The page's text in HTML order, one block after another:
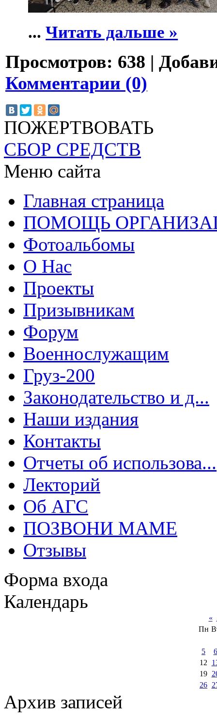
...Читать дальше »
Просмотров: 638 |
Комментарии (0)
ПОЖЕРТВОВАТЬ
СБОР СРЕДСТВ
Меню сайта
Главная страница
ПОМОЩЬ
Фотоальбомы
О Нас
Проекты
Призывникам
Форум
Военнослужащим
Груз-200
Законодательство и д...
Наши издания
Контакты
Отчеты об использова...
Лекторий
Об АГС
ПОЗВОНИ МАМЕ
Отзывы
Форма входа
Календарь
«
Пн
5
6
12
19
26
Архив записей